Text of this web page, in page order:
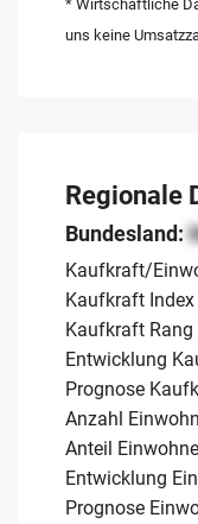
* Wirtschaftliche
uns keine
Regionale
Bundesland:
Kaufkraft/
Kaufkraft Index
Kaufkraft Rang
Entwicklung
Prognose
Anzahl
Anteil
Entwicklung
Prognose